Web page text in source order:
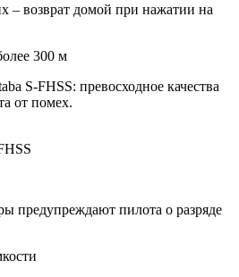
– возврат домой при нажатии на
300 м
S-FHSS: превосходное качества
от помех.
предупреждают пилота о разряде